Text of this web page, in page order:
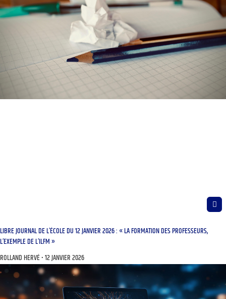
LIBRE JOURNAL DE L’ÉCOLE DU 12 JANVIER 2026 : « LA FORMATION DES PROFESSEURS,
L’EXEMPLE DE L’ILFM »
ROLLAND HERVÉ 12 JANVIER 2026